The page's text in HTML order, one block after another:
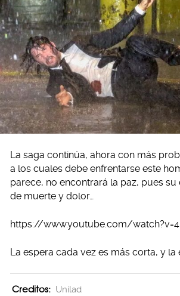
La saga continúa, ahora con más
a los cuales debe enfrentarse este
parece, no encontrará la paz, pues
de muerte y dolor…
https://www.youtube.com/
La espera cada vez es más corta, y
Creditos: Unilad